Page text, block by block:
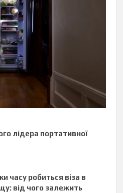
лідера портативної
часу робиться віза в
від чого залежить